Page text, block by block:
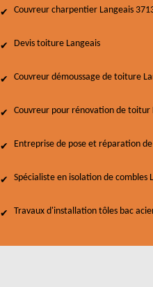
Couvreur charpentier Langeais
Devis toiture Langeais
Couvreur démoussage de toiture
Couvreur pour rénovation de toitur
Entreprise de pose et réparation
Spécialiste en isolation de combles
Travaux d'installation tôles bac